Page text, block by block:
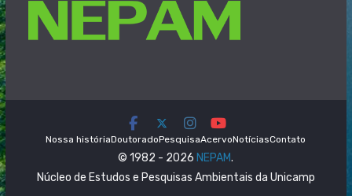
Nossa históriaDoutoradoPesquisaAcervoNotíciasContato
© 1982 - 2026 NEPAM.
Núcleo de Estudos e Pesquisas Ambientais da Unicamp